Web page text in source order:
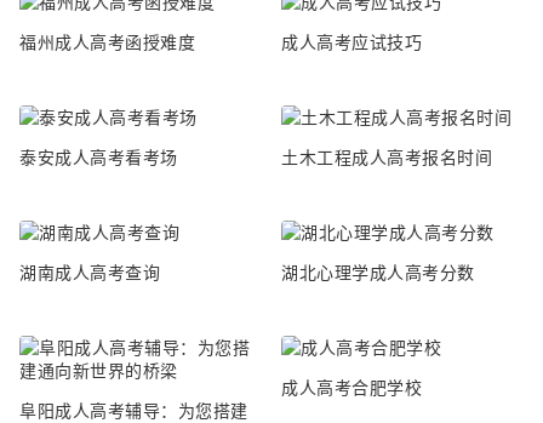
福州成人高考函授难度 成人高考应试技巧
泰安成人高考看考场 土木工程成人高考报名时间
湖南成人高考查询 湖北心理学成人高考分数
阜阳成人高考辅导：为您搭建
成人高考合肥学校